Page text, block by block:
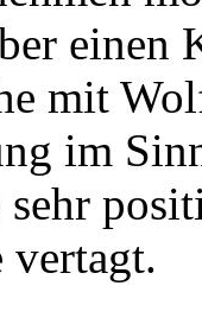
einen
mit
im
sehr
vertagt.